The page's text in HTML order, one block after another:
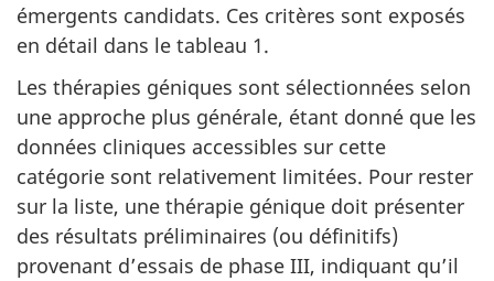
émergents candidats. Ces critères sont exposés
en détail dans le tableau 1.
Les thérapies géniques sont sélectionnées selon
une approche plus générale, étant donné que les
données cliniques accessibles sur cette
catégorie sont relativement limitées. Pour rester
sur la liste, une thérapie génique doit présenter
des résultats préliminaires (ou définitifs)
provenant d’essais de phase III, indiquant qu’il